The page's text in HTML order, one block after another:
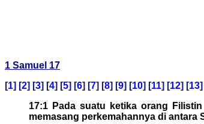
1 Samuel 17
[1] [2] [3] [4] [5] [6] [7] [8] [9] [10] [11] [12] [13
17:1 Pada suatu ketika orang
memasang perkemahannya di antara